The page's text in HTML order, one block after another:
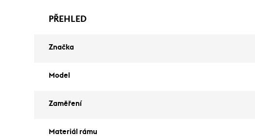
PŘEHLED
Značka
Model
Zaměření
Materiál rámu